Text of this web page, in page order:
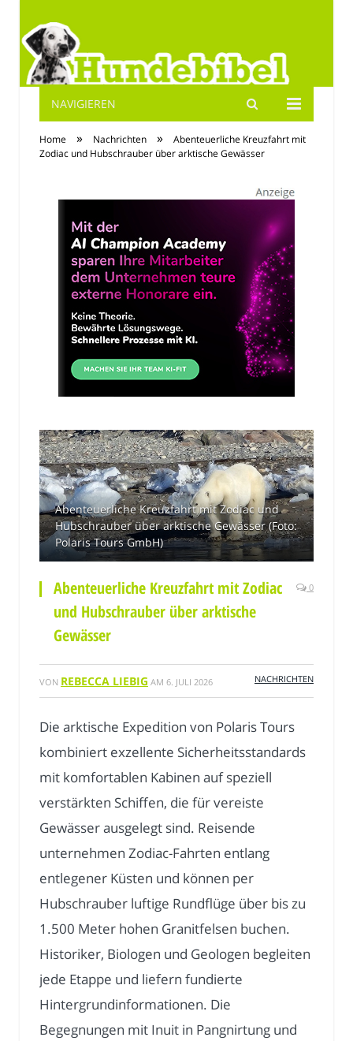
Hundebibel.de
NAVIGIEREN
Home » Nachrichten »
Abenteuerliche Kreuzfahrt mit
Zodiac und Hubschrauber über arktische Gewässer
Abenteuerliche Kreuzfahrt mit Zodiac und
Hubschrauber über arktische Gewässer (Foto:
Polaris Tours GmbH)
Abenteuerliche Kreuzfahrt mit Zodiac
und Hubschrauber über arktische
Gewässer
0
VON REBECCA LIEBIG AM 6. JULI 2026 NACHRICHTEN
Die arktische Expedition von Polaris Tours
kombiniert exzellente Sicherheitsstandards
mit komfortablen Kabinen auf speziell
verstärkten Schiffen, die für vereiste
Gewässer ausgelegt sind. Reisende
unternehmen Zodiac-Fahrten entlang
entlegener Küsten und können per
Hubschrauber luftige Rundflüge über bis zu
1.500 Meter hohen Granitfelsen buchen.
Historiker, Biologen und Geologen begleiten
jede Etappe und liefern fundierte
Hintergrundinformationen. Die
Begegnungen mit Inuit in Pangnirtung und